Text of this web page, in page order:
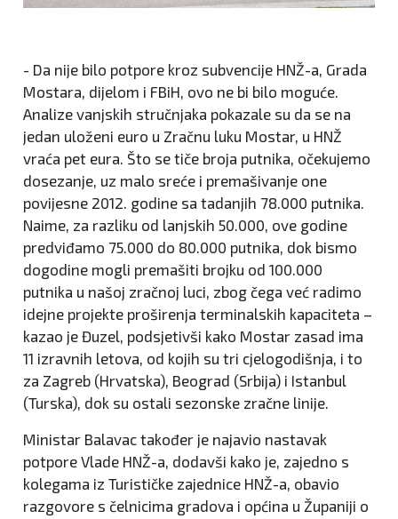
- Da nije bilo potpore kroz subvencije HNŽ-a, Grada
Mostara, dijelom i FBiH, ovo ne bi bilo moguće.
Analize vanjskih stručnjaka pokazale su da se na
jedan uloženi euro u Zračnu luku Mostar, u HNŽ
vraća pet eura. Što se tiče broja putnika, očekujemo
dosezanje, uz malo sreće i premašivanje one
povijesne 2012. godine sa tadanjih 78.000 putnika.
Naime, za razliku od lanjskih 50.000, ove godine
predviđamo 75.000 do 80.000 putnika, dok bismo
dogodine mogli premašiti brojku od 100.000
putnika u našoj zračnoj luci, zbog čega već radimo
idejne projekte proširenja terminalskih kapaciteta –
kazao je Đuzel, podsjetivši kako Mostar zasad ima
11 izravnih letova, od kojih su tri cjelogodišnja, i to
za Zagreb (Hrvatska), Beograd (Srbija) i Istanbul
(Turska), dok su ostali sezonske zračne linije.
Ministar Balavac također je najavio nastavak
potpore Vlade HNŽ-a, dodavši kako je, zajedno s
kolegama iz Turističke zajednice HNŽ-a, obavio
razgovore s čelnicima gradova i općina u Županiji o